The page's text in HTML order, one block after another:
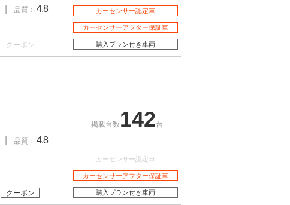
品質： 4.8
クーポン
カーセンサー認定車
カーセンサーアフター保証車
購入プラン付き車両
品質： 4.8
クーポン
掲載台数 142台
カーセンサー認定車
カーセンサーアフター保証車
購入プラン付き車両